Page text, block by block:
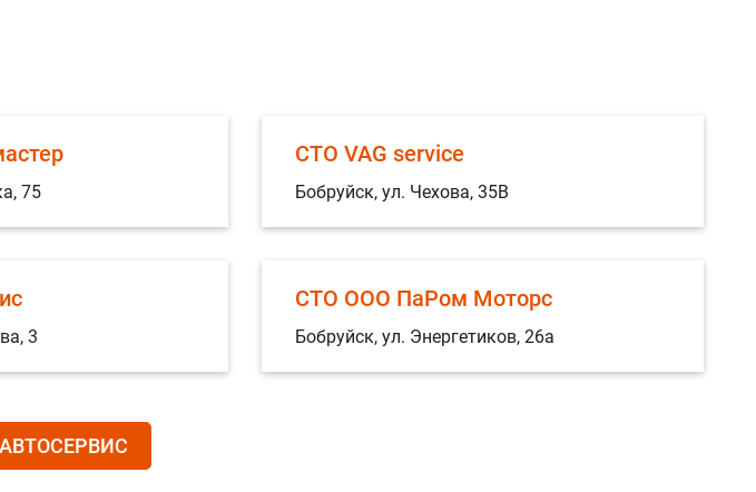
75
СТО VAG service
Бобруйск, ул. Чехова, 35В
3
СТО ООО ПаРом Моторс
Бобруйск, ул. Энергетиков, 26а